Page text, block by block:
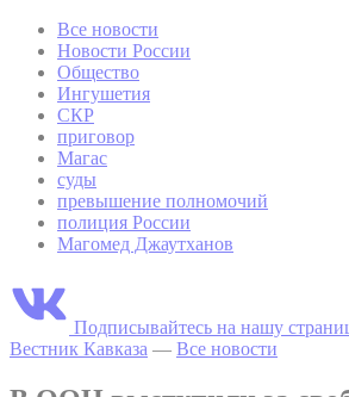
Все новости
Новости России
Общество
Ингушетия
СКР
приговор
Магас
суды
превышение полномочий
полиция России
Магомед Джаутханов
Подписывайтесь на нашу
Вестник Кавказа — Все новости